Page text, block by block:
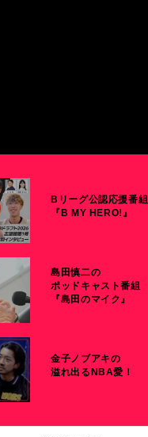
Bリーグ公認応援番組
『B MY HERO!』
島田慎二の
ポッドキャスト番組
『島田のマイク』
金子ノブアキの
溢れ出るNBA愛！